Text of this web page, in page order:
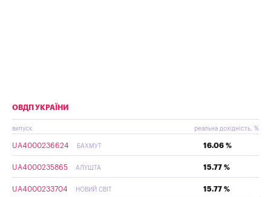
ОВДП УКРАЇНИ
випуск реальна дохідність, %
UA4000236624 БАХМУТ 16.06 %
UA4000235865 АЛУШТА 15.77 %
UA4000233704 НОВИЙ СВІТ 15.77 %